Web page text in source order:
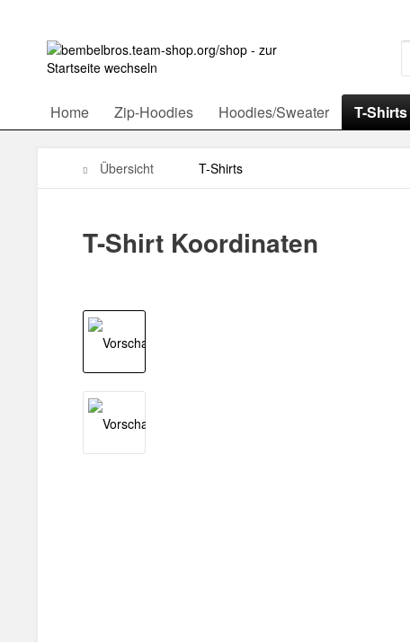
Home Zip-Hoodies Hoodies/Sweater T-Shirts
Übersicht T-Shirts
T-Shirt Koordinaten